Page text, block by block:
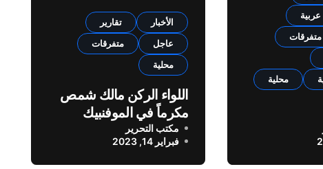
عربية
متفرقات
محلية
بلدية زوق
الأخبار
تقارير
عاجل
متفرقات
محلية
اللواء الركن مالك شمص
مكرماً في الموفنبيك
بيروت
مكتب التحرير
فبراير 14, 2023